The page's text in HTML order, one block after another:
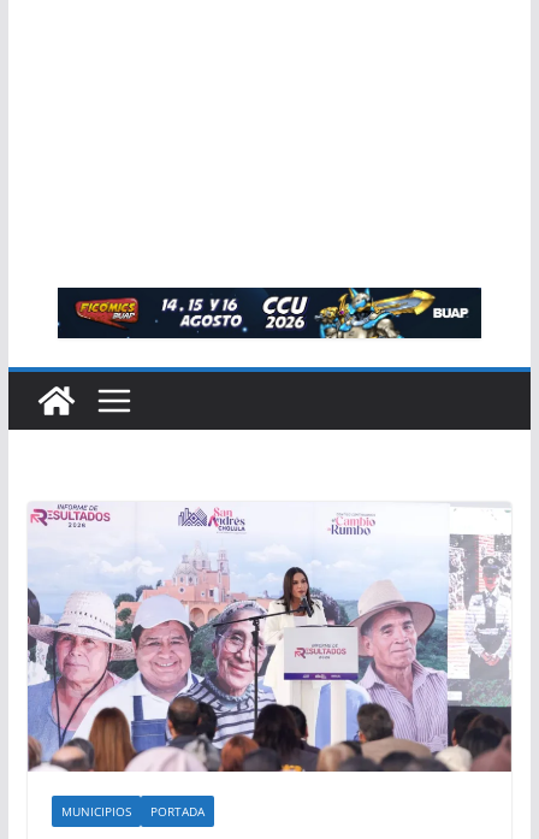
MUNICIPIOS PORTADA